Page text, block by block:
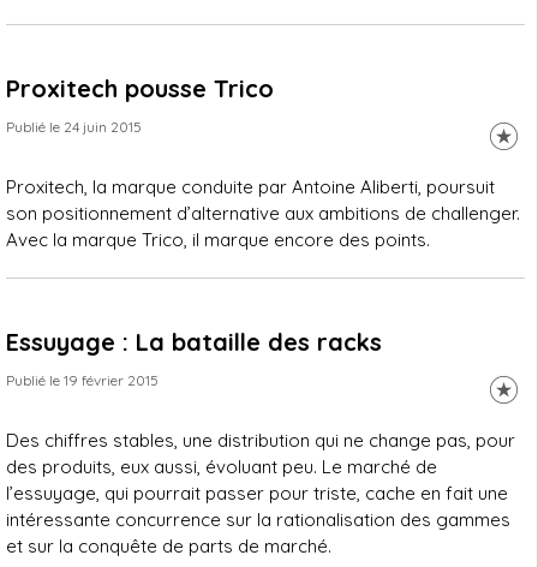
Proxitech pousse Trico
Publié le 24 juin 2015
Proxitech, la marque conduite par Antoine Aliberti, poursuit
son positionnement d’alternative aux ambitions de challenger.
Avec la marque Trico, il marque encore des points.
Essuyage : La bataille des racks
Publié le 19 février 2015
Des chiffres stables, une distribution qui ne change pas, pour
des produits, eux aussi, évoluant peu. Le marché de
l’essuyage, qui pourrait passer pour triste, cache en fait une
intéressante concurrence sur la rationalisation des gammes
et sur la conquête de parts de marché.